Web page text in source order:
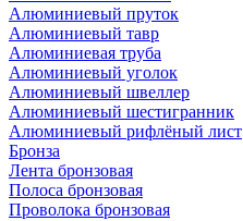
Алюминиевый пруток
Алюминиевый тавр
Алюминиевая труба
Алюминиевый уголок
Алюминиевый швеллер
Алюминиевый шестигранник
Алюминиевый рифлёный лист
Бронза
Лента бронзовая
Полоса бронзовая
Проволока бронзовая